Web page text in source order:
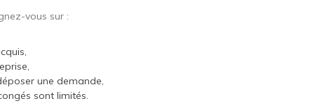
vous sur :
une demande,
sont limités.